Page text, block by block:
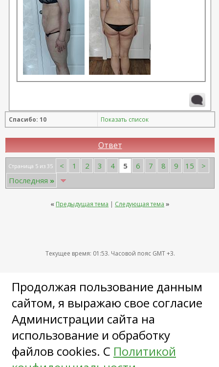
Продолжая пользование данным
сайтом, я выражаю свое согласие
Администрации сайта на
использование и обработку
файлов cookies. С Политикой
Спасибо: 10 Показать список
Ответ
Страница 5 из 35 < 1 2 3 4 5 6 7 8 9 15
>
Последняя »
« Предыдущая тема | Следующая тема »
Текущее время: 01:53. Часовой пояс GMT +3.
18+
Реестровая запись о регистрации СМИ ЭЛ № ФС 77-86755
от 26.01.2024 г.
СМИ зарегистрировано Федеральной службой по надзору в
сфере связи, информационных технологий и массовых
коммуникаций (Роскомнадзор).
Учредитель и главный редактор: Воловельская Е.В.
Контактные данные редакции для государственных